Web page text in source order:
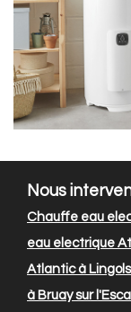
Nous
Chauffe eau
eau electrique
Atlantic à
à Bruay sur